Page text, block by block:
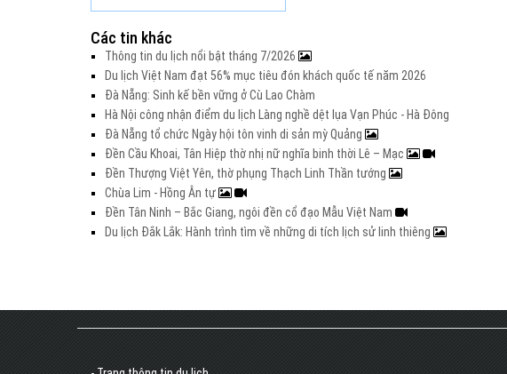
Các tin khác
Thông tin du lịch nổi bật tháng 7/2026
Du lịch Việt Nam đạt 56% mục tiêu đón khách quốc tế năm 2026
Đà Nẵng: Sinh kế bền vững ở Cù Lao Chàm
Hà Nội công nhận điểm du lịch Làng nghề dệt lụa Vạn Phúc - Hà Đông
Đà Nẵng tổ chức Ngày hội tôn vinh di sản mỳ Quảng
Đền Cầu Khoai, Tân Hiệp thờ nhị nữ nghĩa binh thời Lê – Mạc
Đền Thượng Việt Yên, thờ phụng Thạch Linh Thần tướng
Chùa Lim - Hồng Ân tự
Đền Tân Ninh – Bắc Giang, ngôi đền cổ đạo Mẫu Việt Nam
Du lịch Đắk Lắk: Hành trình tìm về những di tích lịch sử linh thiêng